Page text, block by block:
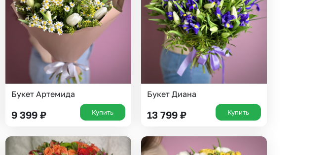
Insta букеты
Хиты продаж
Новинки
До 10000 рублей
Черная пятница
Все категории
Букет Артемида
9 399 ₽ Купить
Букет Диана
13 799 ₽ Купить